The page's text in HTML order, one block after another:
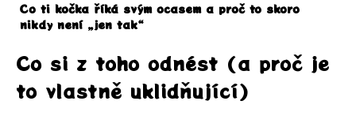
Co ti kočka říká svým ocasem a proč to skoro
nikdy není „jen tak“
Co si z toho odnést (a proč je
to vlastně uklidňující)